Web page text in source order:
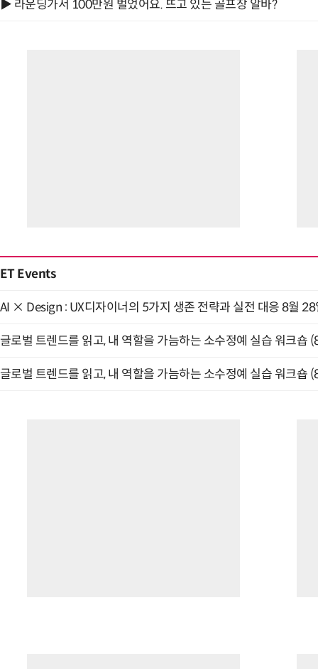
▶ 라운딩가서 100만원 벌었어요. 뜨고 있는 골프장 알바?
ET Events
AI × Design : UX디자이너의 5가지 생존 전략과 실전 대응 8월
글로벌 트렌드를 읽고, 내 역할을 가늠하는 소수정예 실습 워크숍
글로벌 트렌드를 읽고, 내 역할을 가늠하는 소수정예 실습 워크숍